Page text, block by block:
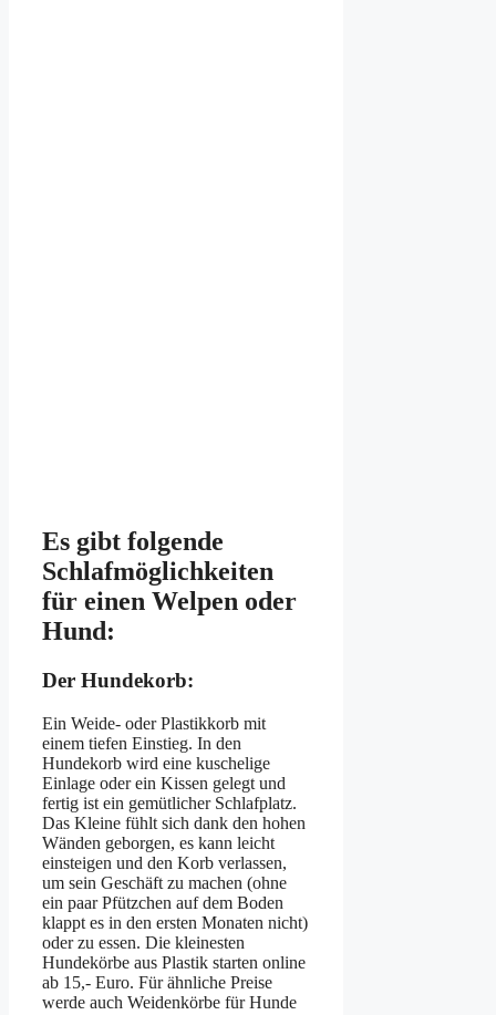
Es gibt folgende
Schlafmöglichkeiten
für einen Welpen oder
Hund:
Der Hundekorb:
Ein Weide- oder Plastikkorb mit
einem tiefen Einstieg. In den
Hundekorb wird eine kuschelige
Einlage oder ein Kissen gelegt und
fertig ist ein gemütlicher Schlafplatz.
Das Kleine fühlt sich dank den hohen
Wänden geborgen, es kann leicht
einsteigen und den Korb verlassen,
um sein Geschäft zu machen (ohne
ein paar Pfützchen auf dem Boden
klappt es in den ersten Monaten nicht)
oder zu essen. Die kleinesten
Hundekörbe aus Plastik starten online
ab 15,- Euro. Für ähnliche Preise
werde auch Weidenkörbe für Hunde